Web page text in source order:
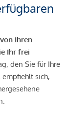
Ihren
Ihr frei
den Sie für Ihre
sich,